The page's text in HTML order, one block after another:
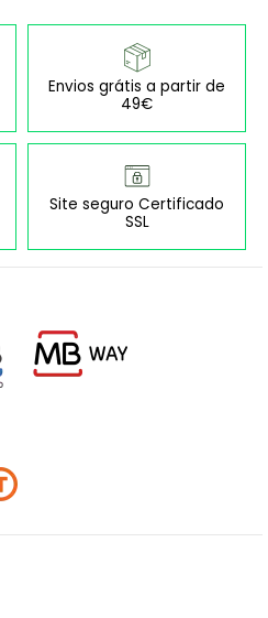
Envios grátis a partir de
49€
Site seguro Certificado
SSL